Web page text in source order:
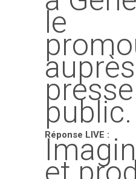
le
public.
Réponse LIVE :